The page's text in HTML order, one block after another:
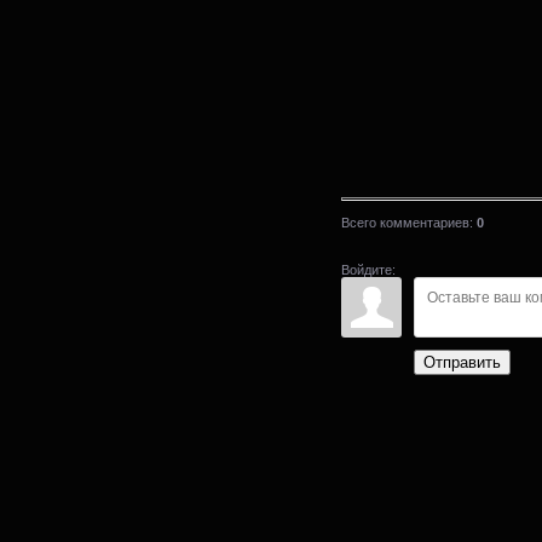
Всего комментариев: 0
Войдите:
Отправить